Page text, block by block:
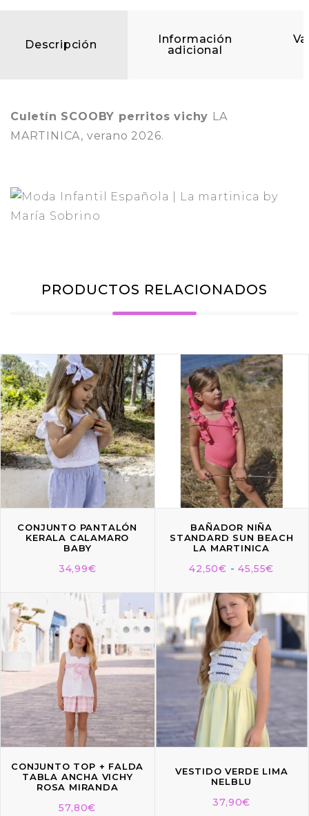
Descripción
Información
adicional
Culetín SCOOBY perritos vichy LA
MARTINICA, verano 2026.
PRODUCTOS RELACIONADOS
CONJUNTO PANTALÓN
KERALA CALAMARO
BABY
34,99€
BAÑADOR NIÑA
STANDARD SUN BEACH
LA MARTINICA
42,50€ - 45,55€
CONJUNTO TOP + FALDA
TABLA ANCHA VICHY
ROSA MIRANDA
57,80€
VESTIDO VERDE LIMA
NELBLU
37,90€